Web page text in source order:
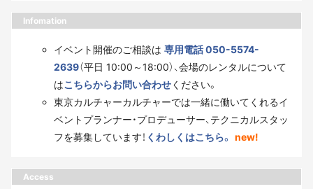
Infomation
イベント開催のご相談は 専用電話 050-5574-
2639（平日 10:00～18:00）、会場のレンタルについて
はこちらからお問い合わせください。
東京カルチャーカルチャーでは一緒に働いてくれるイ
ベントプランナー・プロデューサー、テクニカルスタッ
フを募集しています！ くわしくはこちら。 new!
Access